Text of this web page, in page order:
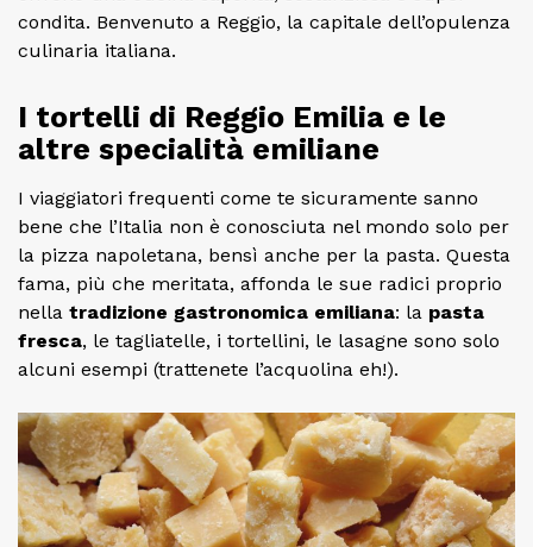
condita. Benvenuto a Reggio, la capitale dell’opulenza
culinaria italiana.
I tortelli di Reggio Emilia e le
altre specialità emiliane
I viaggiatori frequenti come te sicuramente sanno
bene che l’Italia non è conosciuta nel mondo solo per
la pizza napoletana, bensì anche per la pasta. Questa
fama, più che meritata, affonda le sue radici proprio
nella tradizione gastronomica emiliana: la pasta
fresca, le tagliatelle, i tortellini, le lasagne sono solo
alcuni esempi (trattenete l’acquolina eh!).